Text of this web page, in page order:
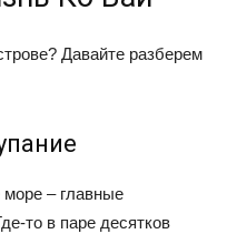
Давайте разберем
– главные
то в паре десятков